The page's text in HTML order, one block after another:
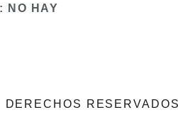
NO HAY
DERECHOS